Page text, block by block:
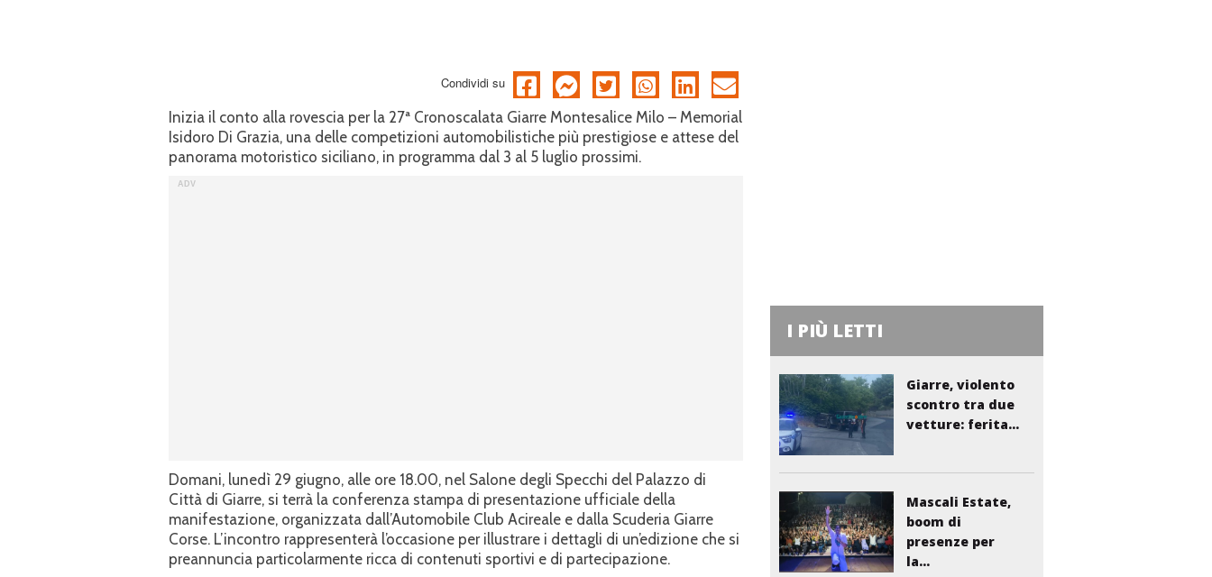
Condividi su
Inizia il conto alla rovescia per la 27ª Cronoscalata Giarre Montesalice Milo – Memorial
Isidoro Di Grazia, una delle competizioni automobilistiche più prestigiose e attese del
panorama motoristico siciliano, in programma dal 3 al 5 luglio prossimi.
Domani, lunedì 29 giugno, alle ore 18.00, nel Salone degli Specchi del Palazzo di
Città di Giarre, si terrà la conferenza stampa di presentazione ufficiale della
manifestazione, organizzata dall’Automobile Club Acireale e dalla Scuderia Giarre
Corse. L’incontro rappresenterà l’occasione per illustrare i dettagli di un’edizione che si
preannuncia particolarmente ricca di contenuti sportivi e di partecipazione.
I PIÙ LETTI
Giarre, violento
scontro tra due
vetture: ferita...
Mascali Estate,
boom di
presenze per
la...